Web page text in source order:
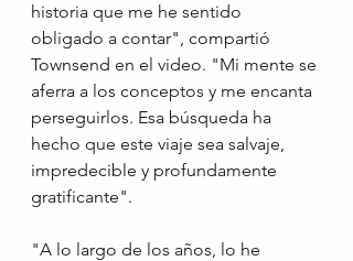
historia que me he sentido
obligado a contar", compartió
Townsend en el video. "Mi mente se
aferra a los conceptos y me encanta
perseguirlos. Esa búsqueda ha
hecho que este viaje sea salvaje,
impredecible y profundamente
gratificante".
"A lo largo de los años, lo he